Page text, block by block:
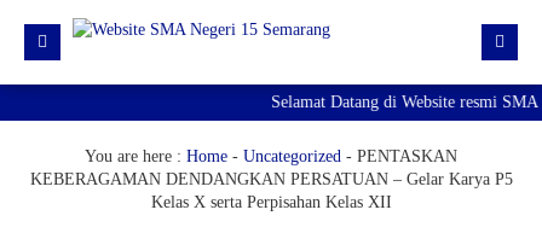
Selamat Datang di Website resmi
You are here : Home - Uncategorized - PENTASKAN
KEBERAGAMAN DENDANGKAN PERSATUAN – Gelar Karya P5
Kelas X serta Perpisahan Kelas XII